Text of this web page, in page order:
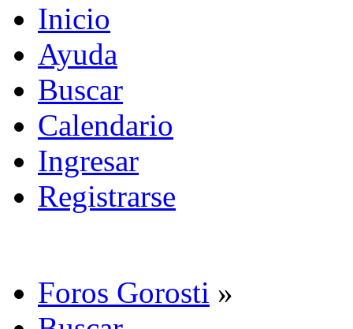
Inicio
Ayuda
Buscar
Calendario
Ingresar
Registrarse
Foros Gorosti »